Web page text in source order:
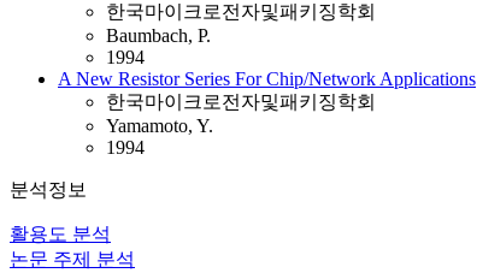
한국마이크로전자및패키징학회
Baumbach, P.
1994
A New Resistor Series For Chip/Network Applications
한국마이크로전자및패키징학회
Yamamoto, Y.
1994
분석정보
활용도 분석
논문 주제 분석